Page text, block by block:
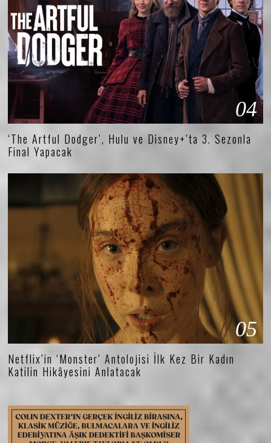
04
‘The Artful Dodger’, Hulu ve Disney+’ta 3. Sezonla
Final Yapacak
05
Netflix’in ‘Monster’ Antolojisi İlk Kez Bir Kadın
Katilin Hikâyesini Anlatacak